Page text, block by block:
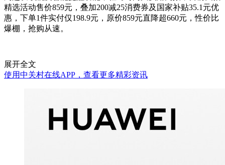
精选活动售价859元，叠加200减25消费券及国家补贴35.1元优
惠，下单1件实付仅198.9元，原价859元直降超660元，性价比
爆棚，抢购从速。
展开全文
使用中关村在线APP，查看更多精彩资讯